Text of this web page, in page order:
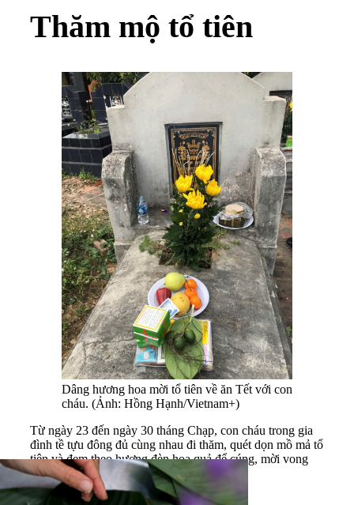
Thăm mộ tổ tiên
Dâng hương hoa mời tổ tiên về ăn Tết với con
cháu. (Ảnh: Hồng Hạnh/Vietnam+)
Từ ngày 23 đến ngày 30 tháng Chạp, con cháu trong gia
đình tề tựu đông đủ cùng nhau đi thăm, quét dọn mồ mả tổ
tiên và đem theo hương đèn hoa quả để cúng, mời vong
linh tổ tiên về ăn Tết với con cháu.